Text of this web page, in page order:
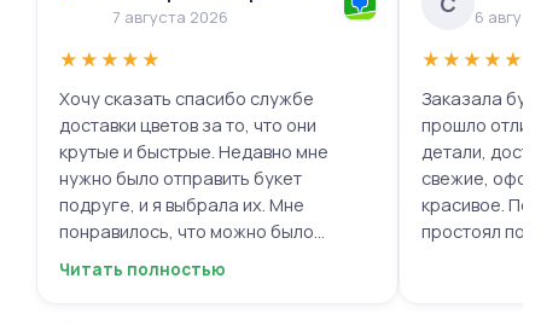
7 августа 2026
★★★★★
Хочу сказать спасибо службе
доставки цветов за то, что они
крутые и быстрые. Недавно мне
нужно было отправить букет
подруге, и я выбрала их. Мне
понравилось, что можно было
выбрать цветы и оформить заказ
Читать полностью
6
★★★★★
Заказала
прошло
детали,
свежие,
красивое.
простоял